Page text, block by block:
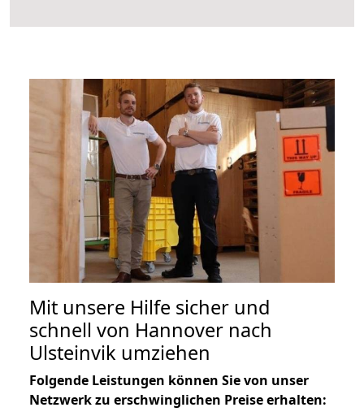
Mit unsere Hilfe sicher und
schnell von Hannover nach
Ulsteinvik umziehen
Folgende Leistungen können Sie von unser
Netzwerk zu erschwinglichen Preise erhalten: